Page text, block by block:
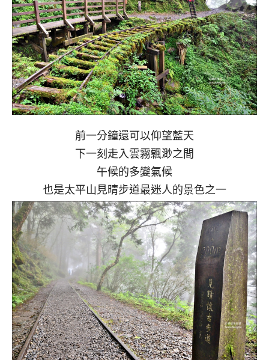
前一分鐘還可以仰望藍天
下一刻走入雲霧飄渺之間
午候的多變氣候
也是太平山見晴步道最迷人的景色之一